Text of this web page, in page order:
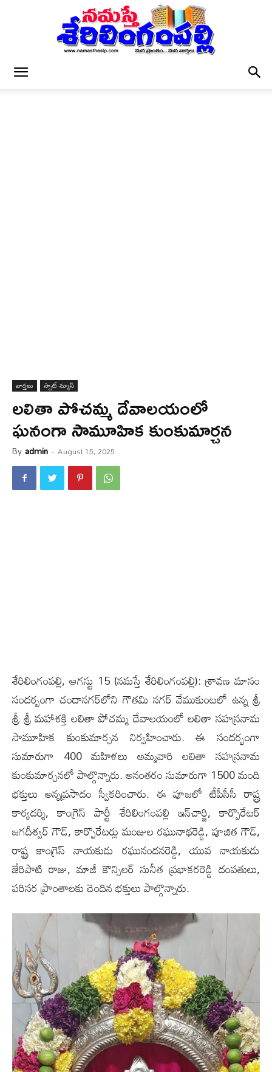
వార్త‌లు స్పాట్ న్యూస్
లలితా పోచమ్మ దేవాలయంలో
ఘ‌నంగా సామూహిక కుంకుమార్చన
By admin - August 15, 2025
శేరిలింగంప‌ల్లి, ఆగ‌స్టు 15 (న‌మ‌స్తే శేరిలింగంప‌ల్లి): శ్రావణ మాసం
సందర్బంగా చందాన‌గ‌ర్‌లోని గౌత‌మి న‌గ‌ర్ వేముకుంట‌లో ఉన్న శ్రీ
శ్రీ శ్రీ మహాశక్తి లలితా పోచమ్మ దేవాలయంలో లలితా సహస్రనామ
సామూహిక కుంకుమార్చన నిర్వ‌హించారు. ఈ సంద‌ర్భంగా
సుమారుగా 400 మహిళ‌లు అమ్మవారి లలితా సహస్రనామ
కుంకుమార్చనలో పాల్గొన్నారు. అనంత‌రం సుమారుగా 1500 మంది
భక్తులు అన్నప్ర‌సాదం స్వీకరించారు. ఈ పూజలో టీపీసీసీ రాష్ట్ర
కార్య‌ద‌ర్శి, కాంగ్రెస్ పార్టీ శేరిలింగంప‌ల్లి ఇన్‌చార్జి, కార్పొరేట‌ర్
జ‌గ‌దీశ్వ‌ర్ గౌడ్‌, కార్పొరేట‌ర్లు మంజుల రఘునాథరెడ్డి, పూజిత గౌడ్,
రాష్ట్ర కాంగ్రెస్ నాయకుడు రఘునందనరెడ్డి, యువ నాయకుడు
జేరిపాటి రాజు, మాజీ కౌన్సిలర్ సునీత ప్రభాకరరెడ్డి దంపతులు,
ప‌రిస‌ర ప్రాంతాల‌కు చెందిన భ‌క్తులు పాల్గొన్నారు.